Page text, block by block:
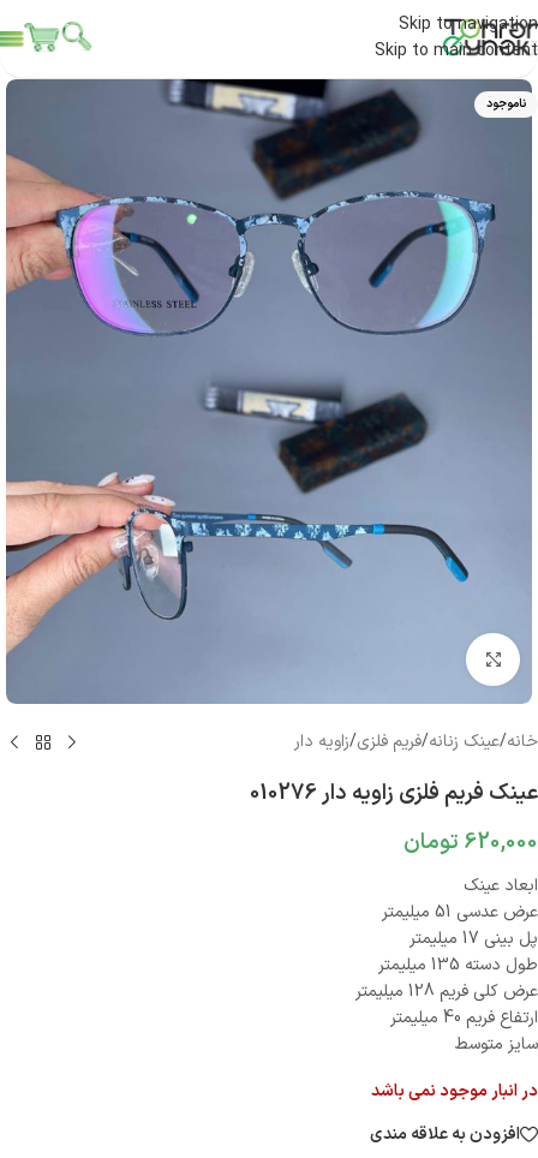
Skip to navigation
Skip to main content
ناموجود
بزرگنمایی تصویر
خانه/عینک زنانه/فریم فلزی/زاویه دار
عینک فریم فلزی زاویه دار 010276
620,000 تومان
ابعاد عینک
عرض عدسی 51 میلیمتر
پل بینی 17 میلیمتر
طول دسته 135 میلیمتر
عرض کلی فریم 128 میلیمتر
ارتفاع فریم 40 میلیمتر
سایز متوسط
در انبار موجود نمی باشد
افزودن به علاقه مندی